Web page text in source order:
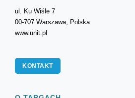
ul. Ku Wiśle 7
00-707 Warszawa, Polska
www.unit.pl
KONTAKT